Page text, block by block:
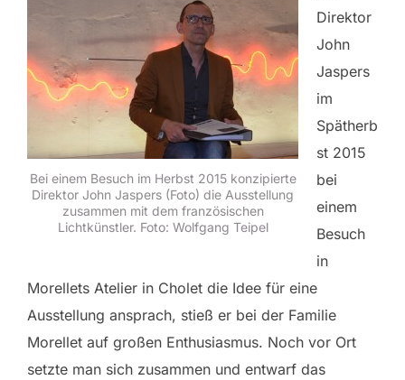
Bei einem Besuch im Herbst 2015 konzipierte
Direktor John Jaspers (Foto) die Ausstellung
zusammen mit dem französischen
Lichtkünstler. Foto: Wolfgang Teipel
Direktor
John
Jaspers
im
Spätherb
st 2015
bei
einem
Besuch
in
Morellets Atelier in Cholet die Idee für eine
Ausstellung ansprach, stieß er bei der Familie
Morellet auf großen Enthusiasmus. Noch vor Ort
setzte man sich zusammen und entwarf das